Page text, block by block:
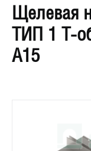
Щелевая
ТИП 1 T-
А15